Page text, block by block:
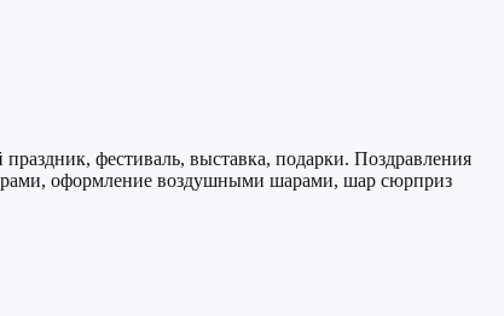
фестиваль, выставка, подарки. Поздравления
оформление воздушными шарами, шар сюрприз